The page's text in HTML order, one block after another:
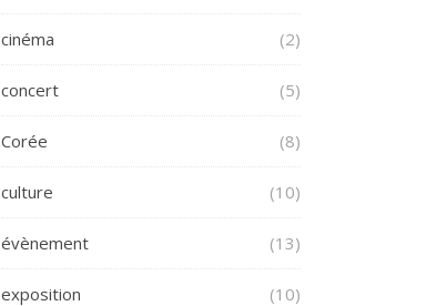
cinéma (2)
concert (5)
Corée (8)
culture (10)
évènement (13)
exposition (10)